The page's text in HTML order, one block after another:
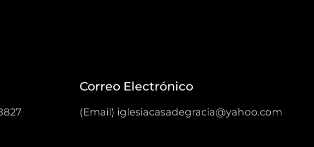
Correo Electrónico
(Email) iglesiacasadegracia@yahoo.com